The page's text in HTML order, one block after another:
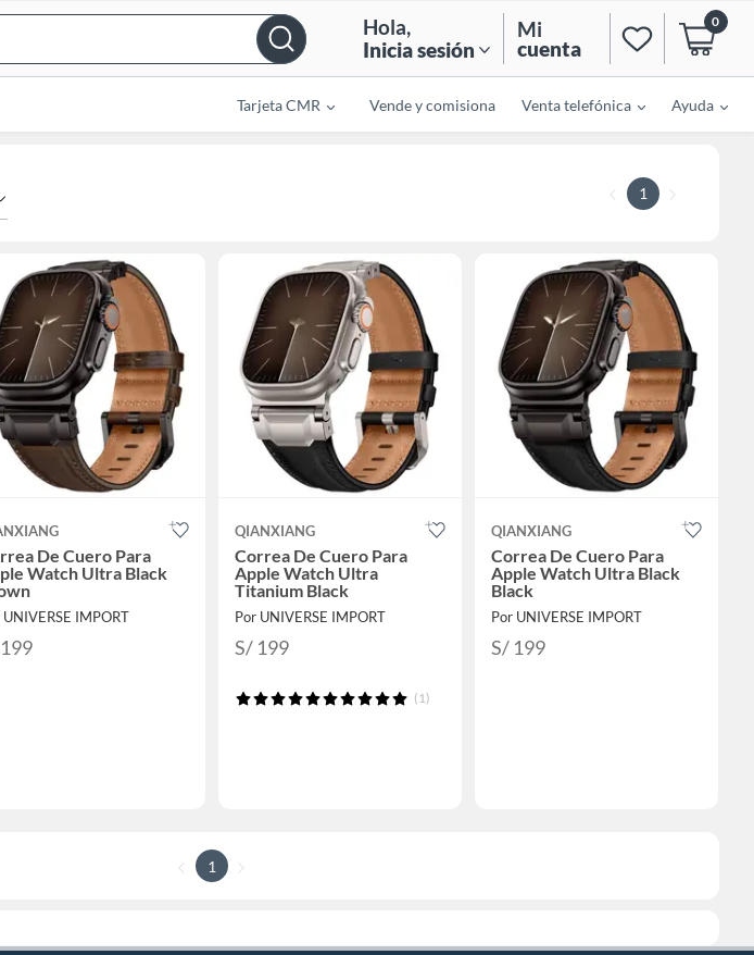
Bar
Hola,
Inicia sesión
Mi
cuenta
0
Tarjeta CMR Vende y comisiona Venta telefónica Ayuda
1
De Cuero Para
Watch Ultra Black
UNIVERSE IMPORT
QIANXIANG
Correa De Cuero Para
Apple Watch Ultra
Titanium Black
Por UNIVERSE IMPORT
S/ 199
(1)
QIANXIANG
Correa De Cuero Para
Apple Watch Ultra Black
Black
Por UNIVERSE IMPORT
S/ 199
1